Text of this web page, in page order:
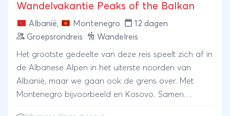
Wandelvakantie Peaks of the Balkan
Albanië, Montenegro
12 dagen
Groepsrondreis
Wandelreis
Het grootste gedeelte van deze reis speelt zich af in
de Albanese Alpen in het uiterste noorden van
Albanië, maar we gaan ook de grens over. Met
Montenegro bijvoorbeeld en Kosovo. Samen